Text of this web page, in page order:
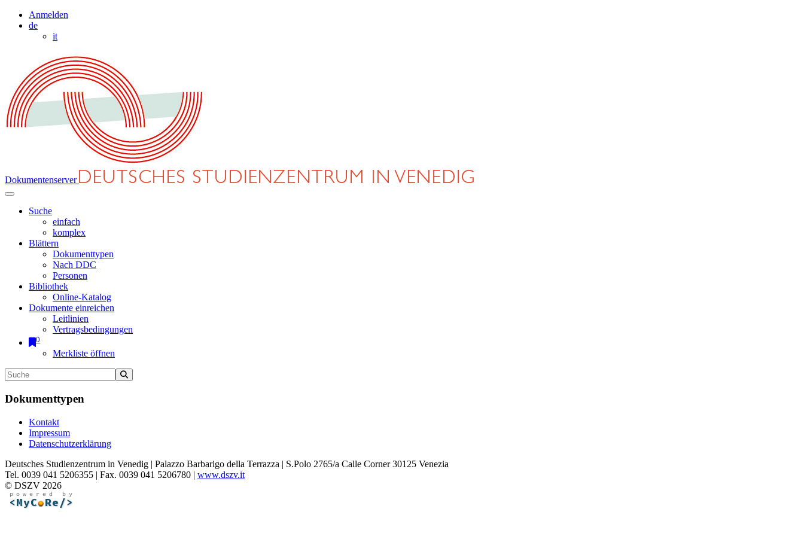
Anmelden
de
it
Dokumentenserver
Suche
einfach
komplex
Blättern
Dokumenttypen
Nach DDC
Personen
Bibliothek
Online-Katalog
Dokumente einreichen
Leitlinien
Vertragsbedingungen
0
Merkliste öffnen
Dokumenttypen
Kontakt
Impressum
Datenschutzerklärung
Deutsches Studienzentrum in Venedig | Palazzo Barbarigo della Terrazza | S.Polo 2765/a Calle Corner 30125 Venezia
Tel. 0039 041 5206355 | Fax. 0039 041 5206780 | www.dszv.it
© DSZV 2026